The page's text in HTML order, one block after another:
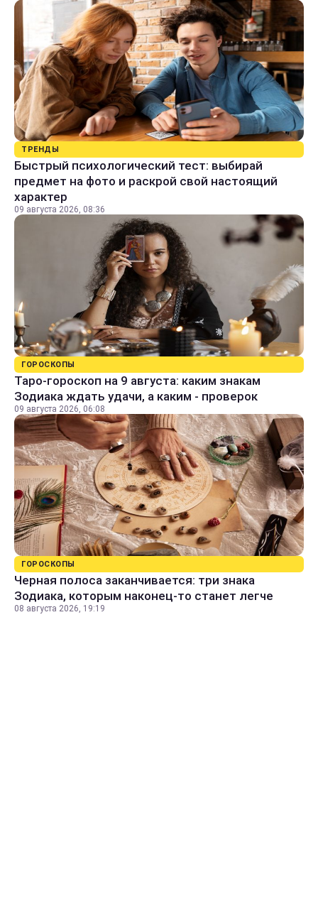
ТРЕНДЫ
Быстрый психологический тест: выбирай
предмет на фото и раскрой свой настоящий
характер
09 августа 2026, 08:36
ГОРОСКОПЫ
Таро-гороскоп на 9 августа: каким знакам
Зодиака ждать удачи, а каким - проверок
09 августа 2026, 06:08
ГОРОСКОПЫ
Черная полоса заканчивается: три знака
Зодиака, которым наконец-то станет легче
08 августа 2026, 19:19